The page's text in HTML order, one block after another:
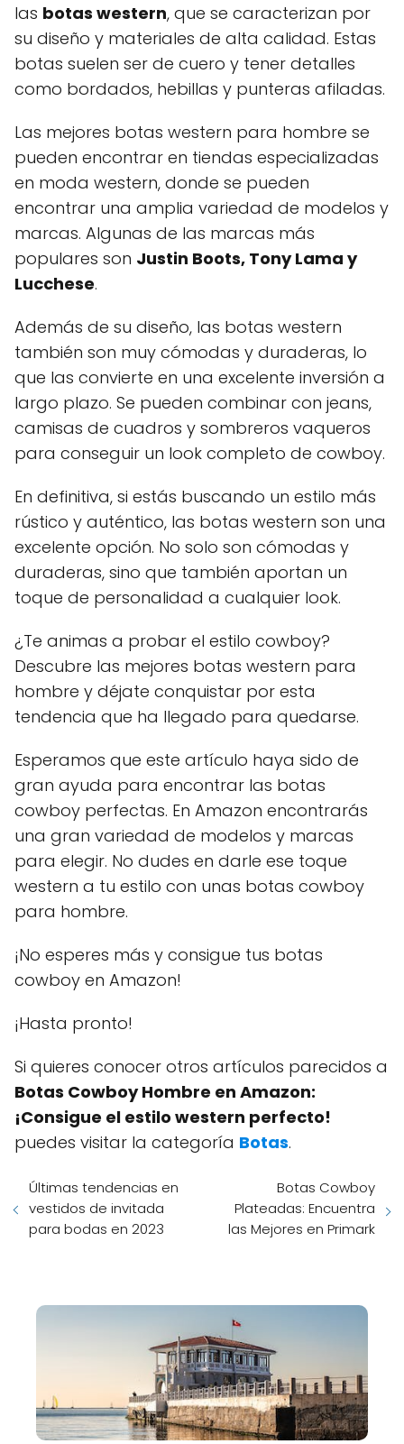
las botas western, que se caracterizan por
su diseño y materiales de alta calidad. Estas
botas suelen ser de cuero y tener detalles
como bordados, hebillas y punteras afiladas.
Las mejores botas western para hombre se
pueden encontrar en tiendas especializadas
en moda western, donde se pueden
encontrar una amplia variedad de modelos y
marcas. Algunas de las marcas más
populares son Justin Boots, Tony Lama y
Lucchese.
Además de su diseño, las botas western
también son muy cómodas y duraderas, lo
que las convierte en una excelente inversión a
largo plazo. Se pueden combinar con jeans,
camisas de cuadros y sombreros vaqueros
para conseguir un look completo de cowboy.
En definitiva, si estás buscando un estilo más
rústico y auténtico, las botas western son una
excelente opción. No solo son cómodas y
duraderas, sino que también aportan un
toque de personalidad a cualquier look.
¿Te animas a probar el estilo cowboy?
Descubre las mejores botas western para
hombre y déjate conquistar por esta
tendencia que ha llegado para quedarse.
Esperamos que este artículo haya sido de
gran ayuda para encontrar las botas
cowboy perfectas. En Amazon encontrarás
una gran variedad de modelos y marcas
para elegir. No dudes en darle ese toque
western a tu estilo con unas botas cowboy
para hombre.
¡No esperes más y consigue tus botas
cowboy en Amazon!
¡Hasta pronto!
Si quieres conocer otros artículos parecidos a
Botas Cowboy Hombre en Amazon:
¡Consigue el estilo western perfecto!
puedes visitar la categoría Botas.
Últimas tendencias en
vestidos de invitada
para bodas en 2023
Botas Cowboy
Plateadas: Encuentra
las Mejores en Primark